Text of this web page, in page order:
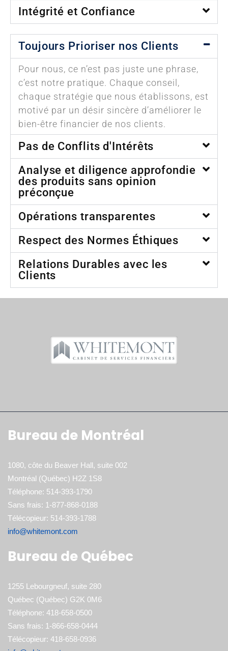
Intégrité et Confiance
Toujours Prioriser nos Clients
Pour nous, ce n’est pas juste une phrase,
c’est notre pratique. Chaque conseil,
chaque stratégie que nous établissons, est
motivé par un désir sincère d’améliorer le
bien-être financier de nos clients.
Pas de Conflits d'Intérêts
Analyse et diligence approfondie
des produits sans opinion
préconçue
Opérations transparentes
Respect des Normes Éthiques
Relations Durables avec les
Clients
Bureau de Montréal
1080, côte du Beaver Hall, suite 002
Montréal (Québec) H2Z 1S8
Téléphone: 514-393-1790
Sans frais: 1-877-868-0188
Télécopieur: 514-393-1788
info@whitemont.com
Bureau de Québec
1255 Lebourgneuf, suite 280
Québec (Québec) G2K 0M6
Téléphone: 418-658-0500
Sans frais: 1-866-658-0444
Télécopieur: 418-658-0936